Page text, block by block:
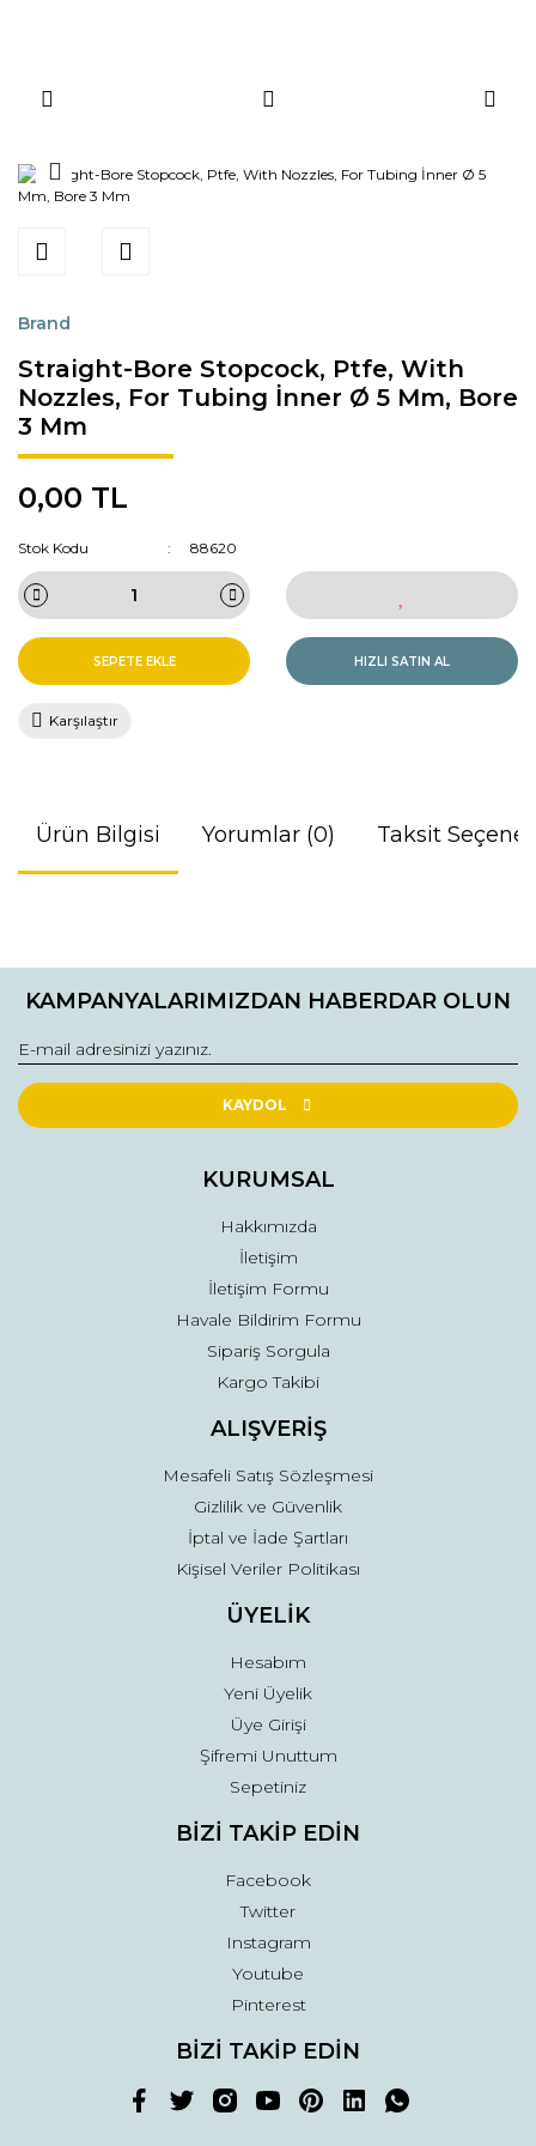
Brand
Straight-Bore Stopcock, Ptfe, With
Nozzles, For Tubing İnner Ø 5 Mm, Bore
3 Mm
0,00 TL
Stok Kodu 88620
SEPETE EKLE HIZLI SATIN AL
Karşılaştır
Ürün Bilgisi Yorumlar (0) Taksit
konularda yetersiz gördüğünüz noktaları öneri formunu
Görüş ve önerileriniz için teşekkür ederiz.
Ürün resmi kalitesiz, bozuk veya görüntülenemiyor.
Ürün açıklamasında eksik bilgiler bulunuyor.
Ürün fiyatı diğer sitelerden daha pahalı.
Gönder
KAMPANYALARIMIZDAN HABERDAR OLUN
KAYDOL
KURUMSAL
Hakkımızda
İletişim
İletişim Formu
Havale Bildirim Formu
Sipariş Sorgula
Kargo Takibi
ALIŞVERİŞ
Mesafeli Satış Sözleşmesi
Gizlilik ve Güvenlik
İptal ve İade Şartları
Kişisel Veriler Politikası
ÜYELİK
Hesabım
Yeni Üyelik
Üye Girişi
Şifremi Unuttum
Sepetiniz
BİZİ TAKİP EDİN
Facebook
Twitter
Instagram
Youtube
Pinterest
BİZİ TAKİP EDİN